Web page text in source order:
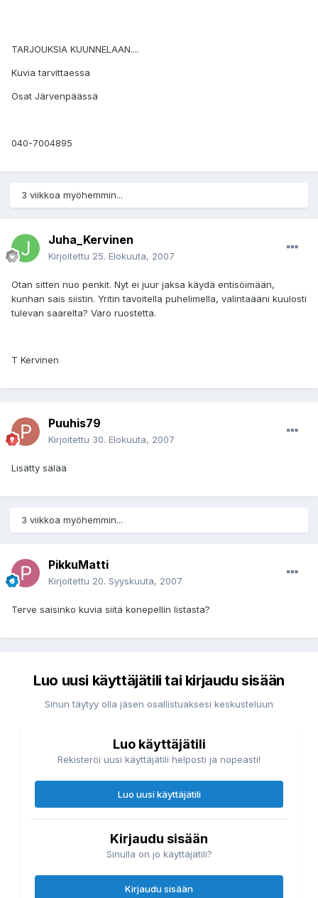
TARJOUKSIA KUUNNELAAN....
Kuvia tarvittaessa
Osat Järvenpäässä
040-7004895
3 viikkoa myöhemmin...
Juha_Kervinen
Kirjoitettu 25. Elokuuta, 2007
Otan sitten nuo penkit. Nyt ei juur jaksa käydä entisöimään,
kunhan sais siistin. Yritin tavoitella puhelimella, valintaääni kuulosti
tulevan saarelta? Varo ruostetta.
T Kervinen
Puuhis79
Kirjoitettu 30. Elokuuta, 2007
Lisätty sälää
3 viikkoa myöhemmin...
PikkuMatti
Kirjoitettu 20. Syyskuuta, 2007
Terve saisinko kuvia siitä konepellin listasta?
Luo uusi käyttäjätili tai kirjaudu sisään
Sinun täytyy olla jäsen osallistuaksesi keskusteluun
Luo käyttäjätili
Rekisteröi uusi käyttäjätili helposti ja nopeasti!
Luo uusi käyttäjätili
Kirjaudu sisään
Sinulla on jo käyttäjätili?
Kirjaudu sisään